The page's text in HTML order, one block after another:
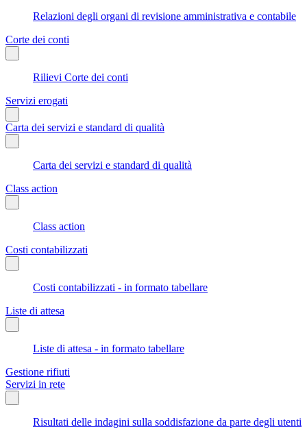
Relazioni degli organi di revisione amministrativa e contabile
Corte dei conti
Rilievi Corte dei conti
Servizi erogati
Carta dei servizi e standard di qualità
Carta dei servizi e standard di qualità
Class action
Class action
Costi contabilizzati
Costi contabilizzati - in formato tabellare
Liste di attesa
Liste di attesa - in formato tabellare
Gestione rifiuti
Servizi in rete
Risultati delle indagini sulla soddisfazione da parte degli utenti